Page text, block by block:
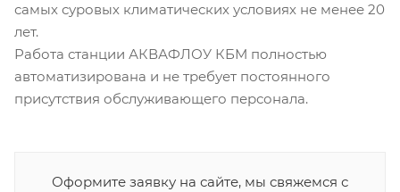
самых суровых климатических условиях не менее 20
лет.
Работа станции АКВАФЛОУ КБМ полностью
автоматизирована и не требует постоянного
присутствия обслуживающего персонала.
Оформите заявку на сайте, мы свяжемся с